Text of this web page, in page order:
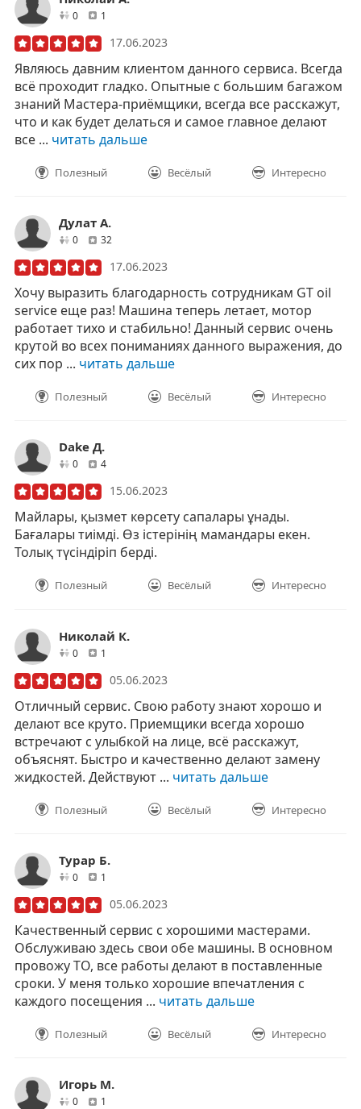
0друзей1
17.06.2023
Являюсь давним клиентом данного сервиса. Всегда
всё проходит гладко. Опытные с большим багажом
знаний Мастера-приёмщики, всегда все расскажут,
что и как будет делаться и самое главное делают
все ... читать дальше
Полезный Весёлый Интересно
Дулат А.
0друзей
32
17.06.2023
Хочу выразить благодарность сотрудникам GT oil
service еще раз! Машина теперь летает, мотор
работает тихо и стабильно! Данный сервис очень
крутой во всех пониманиях данного выражения, до
сих пор ... читать дальше
Полезный Весёлый Интересно
Dake Д.
0друзей
4отзывов
15.06.2023
Майлары, қызмет көрсету сапалары ұнады.
Бағалары тиімді. Өз істерінің мамандары екен.
Толық түсіндіріп берді.
Полезный Весёлый Интересно
Николай К.
0друзей1
05.06.2023
Отличный сервис. Свою работу знают хорошо и
делают все круто. Приемщики всегда хорошо
встречают с улыбкой на лице, всё расскажут,
объяснят. Быстро и качественно делают замену
жидкостей. Действуют ... читать дальше
Полезный Весёлый Интересно
Турар Б.
0друзей1
05.06.2023
Качественный сервис с хорошими мастерами.
Обслуживаю здесь свои обе машины. В основном
провожу ТО, все работы делают в поставленные
сроки. У меня только хорошие впечатления с
каждого посещения ... читать дальше
Полезный Весёлый Интересно
Игорь М.
0друзей1